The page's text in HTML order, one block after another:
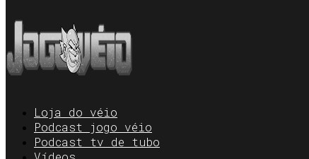
Loja do véio
Podcast jogo véio
Podcast tv de tubo